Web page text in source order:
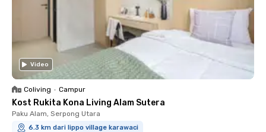
Video
Coliving • Campur
Kost Rukita Kona Living Alam Sutera
Paku Alam, Serpong Utara
6.3 km dari lippo village karawaci